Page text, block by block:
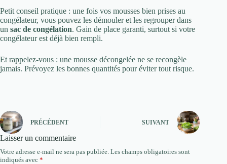
Petit conseil pratique : une fois vos mousses bien prises au
congélateur, vous pouvez les démouler et les regrouper dans
un sac de congélation. Gain de place garanti, surtout si votre
congélateur est déjà bien rempli.
Et rappelez-vous : une mousse décongelée ne se recongèle
jamais. Prévoyez les bonnes quantités pour éviter tout risque.
PRÉCÉDENT SUIVANT
Laisser un commentaire
Votre adresse e-mail ne sera pas publiée. Les champs obligatoires sont
indiqués avec *